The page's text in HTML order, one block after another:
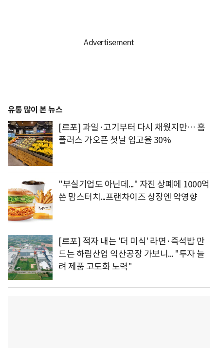
유통 많이 본 뉴스
[르포] 과일·고기부터 다시 채웠지만… 홈
플러스 가오픈 첫날 입고율 30%
"부실기업도 아닌데..." 자진 상폐에 1000억
쓴 맘스터치...프랜차이즈 상장엔 악영향
[르포] 적자 내는 '더 미식' 라면·즉석밥 만
드는 하림산업 익산공장 가보니... "투자 늘
려 제품 고도화 노력"